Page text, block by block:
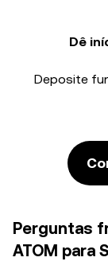
Dê
Deposite
Perguntas
ATOM para